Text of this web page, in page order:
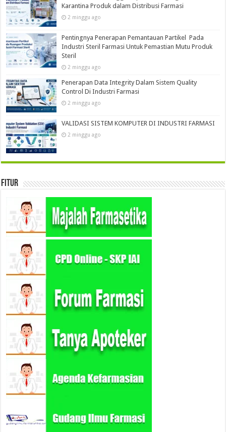
Karantina Produk dalam Distribusi Farmasi
2 minggu ago
Pentingnya Penerapan Pemantauan Partikel Pada
Industri Steril Farmasi Untuk Pemastian Mutu Produk
Steril
2 minggu ago
Penerapan Data Integrity Dalam Sistem Quality
Control Di Industri Farmasi
2 minggu ago
VALIDASI SISTEM KOMPUTER DI INDUSTRI FARMASI
2 minggu ago
Fitur